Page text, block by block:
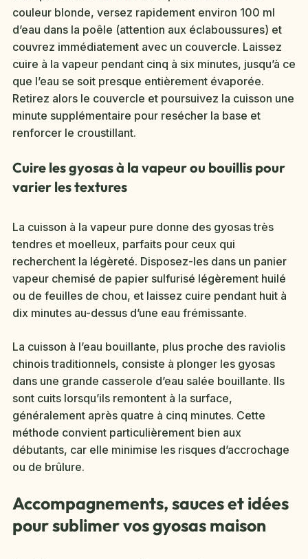
couleur blonde, versez rapidement environ 100 ml
d’eau dans la poêle (attention aux éclaboussures) et
couvrez immédiatement avec un couvercle. Laissez
cuire à la vapeur pendant cinq à six minutes, jusqu’à ce
que l’eau se soit presque entièrement évaporée.
Retirez alors le couvercle et poursuivez la cuisson une
minute supplémentaire pour resécher la base et
renforcer le croustillant.
Cuire les gyosas à la vapeur ou bouillis pour
varier les textures
La cuisson à la vapeur pure donne des gyosas très
tendres et moelleux, parfaits pour ceux qui
recherchent la légèreté. Disposez-les dans un panier
vapeur chemisé de papier sulfurisé légèrement huilé
ou de feuilles de chou, et laissez cuire pendant huit à
dix minutes au-dessus d’une eau frémissante.
La cuisson à l’eau bouillante, plus proche des raviolis
chinois traditionnels, consiste à plonger les gyosas
dans une grande casserole d’eau salée bouillante. Ils
sont cuits lorsqu’ils remontent à la surface,
généralement après quatre à cinq minutes. Cette
méthode convient particulièrement bien aux
débutants, car elle minimise les risques d’accrochage
ou de brûlure.
Accompagnements, sauces et idées
pour sublimer vos gyosas maison